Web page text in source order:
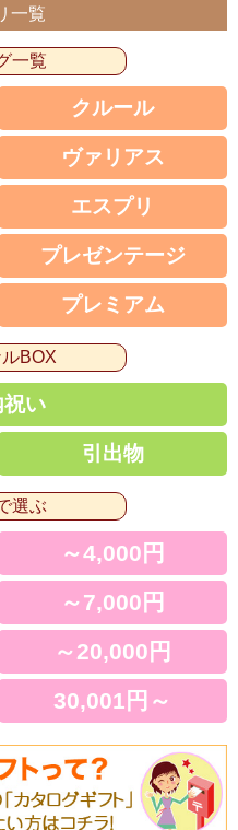
一覧
一覧
クルール
ヴァリアス
エスプリ
プレゼンテージ
プレミアム
BOX
い
引出物
選ぶ
～4,000円
～7,000円
～20,000円
30,001円～